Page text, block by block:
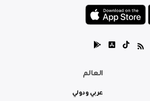
العالم
عربي ودولي